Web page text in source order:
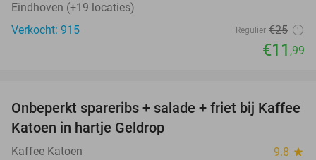
Eindhoven (+19 locaties)
Verkocht: 915
Regulier €25
€11 ,99
27%
Onbeperkt spareribs + salade + friet bij Kaffee
Katoen in hartje Geldrop
Kaffee Katoen 9.8 star